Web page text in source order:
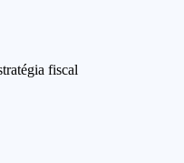
fiscal